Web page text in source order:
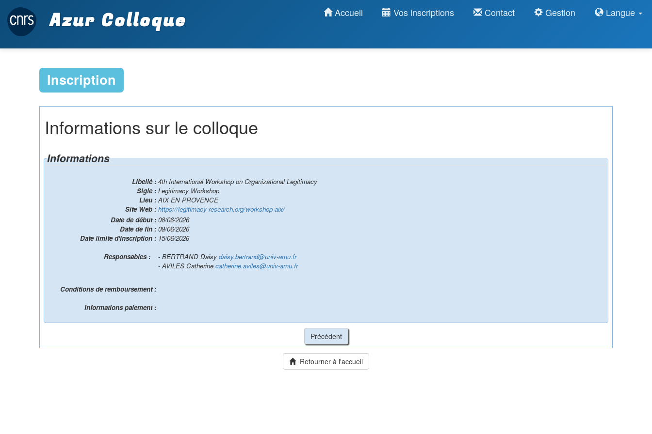
Azur Colloque Accueil Vos inscriptions Contact Gestion Langue
Inscription
Informations sur le colloque
Informations
Libellé : 4th International Workshop on Organizational Legitimacy
Sigle : Legitimacy Workshop
Lieu : AIX EN PROVENCE
Site Web : https://legitimacy-research.org/workshop-aix/
Date de début : 08/06/2026
Date de fin : 09/06/2026
Date limite d'inscription : 15/06/2026
- BERTRAND Daisy daisy.bertrand@univ-amu.fr
- AVILES Catherine catherine.aviles@univ-amu.fr
Conditions de remboursement :
Informations paiement :
Retourner à l'accueil